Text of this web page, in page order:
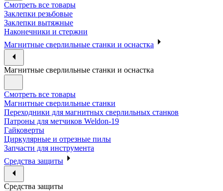
Смотреть все товары
Заклепки резьбовые
Заклепки вытяжные
Наконечники и стержни
Магнитные сверлильные станки и оснастка
Магнитные сверлильные станки и оснастка
Смотреть все товары
Магнитные сверлильные станки
Переходники для магнитных сверлильных станков
Патроны для метчиков Weldon-19
Гайковерты
Циркулярные и отрезные пилы
Запчасти для инструмента
Средства защиты
Средства защиты